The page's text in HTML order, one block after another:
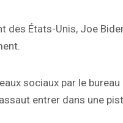
des États-Unis, Joe
sociaux par le
entrer dans une